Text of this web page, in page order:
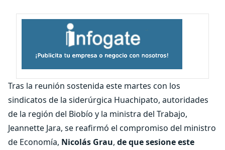
Tras la reunión sostenida este martes con los
sindicatos de la siderúrgica Huachipato, autoridades
de la región del Biobío y la ministra del Trabajo,
Jeannette Jara, se reafirmó el compromiso del ministro
de Economía, Nicolás Grau, de que sesione este